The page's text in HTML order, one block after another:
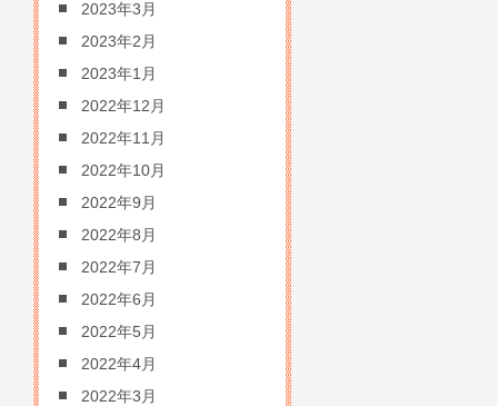
2023年3月
2023年2月
2023年1月
2022年12月
2022年11月
2022年10月
2022年9月
2022年8月
2022年7月
2022年6月
2022年5月
2022年4月
2022年3月